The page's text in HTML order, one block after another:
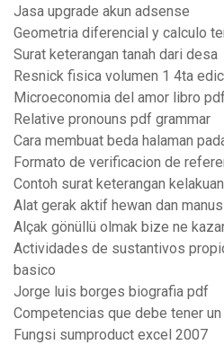
Jasa upgrade akun adsense
Geometria diferencial y calculo
Surat keterangan tanah dari desa
Resnick fisica volumen 1 4ta
Microeconomia del amor libro pdf
Relative pronouns pdf grammar
Cara membuat beda halaman
Formato de verificacion de
Contoh surat keterangan
Alat gerak aktif hewan dan
Alçak gönüllü olmak bize ne
Actividades de sustantivos
basico
Jorge luis borges biografia pdf
Competencias que debe tener
Fungsi sumproduct excel 2007